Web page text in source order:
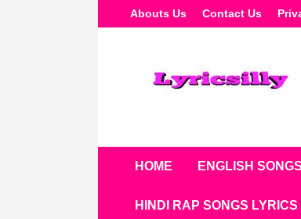
To
Abouts Us Contact Us
HOME ENGLISH
HINDI RAP SONGS LYRICS